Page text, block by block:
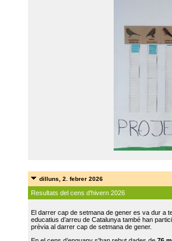
dilluns, 2. febrer 2026
Resultats del cens d'hivern 2026
El darrer cap de setmana de gener es va dur a
educatius d’arreu de Catalunya també han
prèvia al darrer cap de setmana de gener.